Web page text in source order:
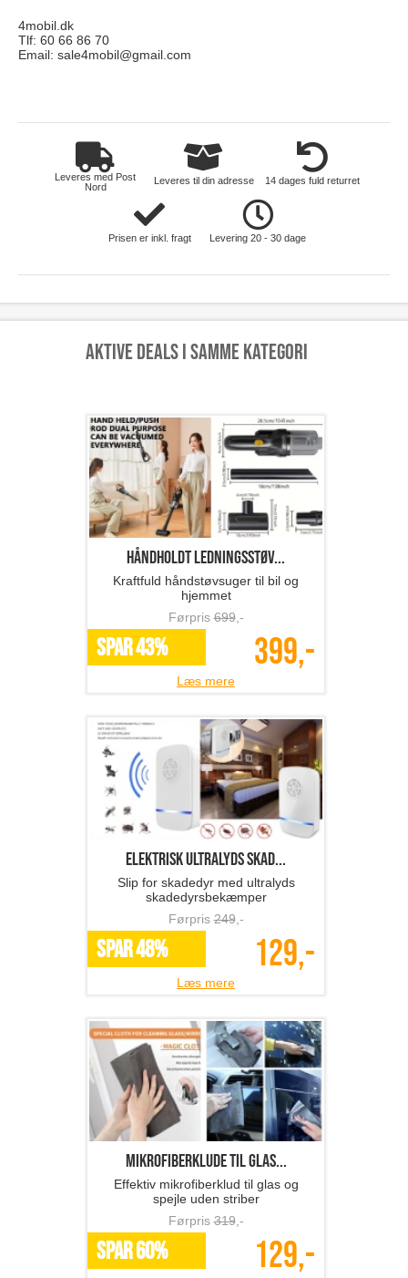
4mobil.dk
Tlf: 60 66 86 70
Email: sale4mobil@gmail.com
Leveres med Post
Nord
Leveres til din adresse 14 dages fuld returret
Prisen er inkl. fragt Levering 20 - 30 dage
Aktive deals i samme kategori
Håndholdt ledningsstøv...
Kraftfuld håndstøvsuger til bil og
hjemmet
Førpris699,-
SPAR 43% 399,-
Læs mere
Elektrisk ultralyds skad...
Slip for skadedyr med ultralyds
skadedyrsbekæmper
Førpris249,-
SPAR 48% 129,-
Læs mere
Mikrofiberklude til glas...
Effektiv mikrofiberklud til glas og
spejle uden striber
Førpris319,-
SPAR 60% 129,-